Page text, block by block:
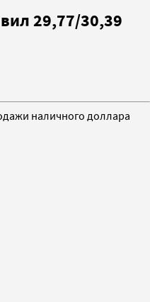
29,77/30,39
наличного доллара